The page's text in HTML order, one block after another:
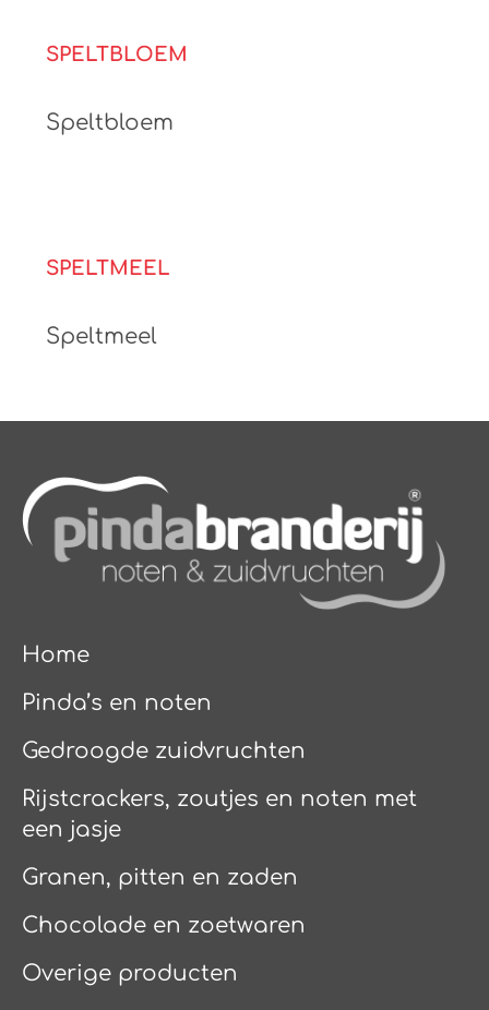
SPELTBLOEM
Speltbloem
SPELTMEEL
Speltmeel
Home
Pinda’s en noten
Gedroogde zuidvruchten
Rijstcrackers, zoutjes en noten met
een jasje
Granen, pitten en zaden
Chocolade en zoetwaren
Overige producten